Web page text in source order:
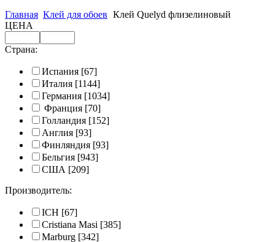
Главная Клей для обоев Клей Quelyd флизелиновый
ЦЕНА
Страна:
Испания [67]
Италия [1144]
Германия [1034]
Франция [70]
Голландия [152]
Англия [93]
Финляндия [93]
Бельгия [943]
США [209]
Производитель:
ICH [67]
Cristiana Masi [385]
Marburg [342]